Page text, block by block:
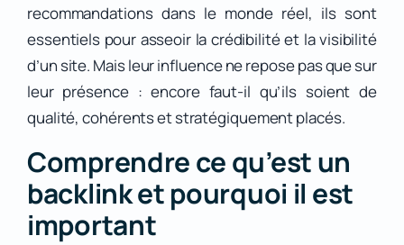
recommandations dans le monde réel, ils sont
essentiels pour asseoir la crédibilité et la visibilité
d’un site. Mais leur influence ne repose pas que sur
leur présence : encore faut-il qu’ils soient de
qualité, cohérents et stratégiquement placés.
Comprendre ce qu’est un
backlink et pourquoi il est
important